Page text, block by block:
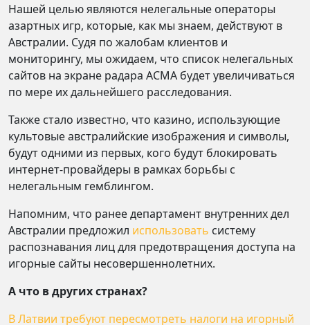
Нашей целью являются нелегальные операторы
азартных игр, которые, как мы знаем, действуют в
Австралии. Судя по жалобам клиентов и
мониторингу, мы ожидаем, что список нелегальных
сайтов на экране радара ACMA будет увеличиваться
по мере их дальнейшего расследования.
Также стало известно, что казино, использующие
культовые австралийские изображения и символы,
будут одними из первых, кого будут блокировать
интернет-провайдеры в рамках борьбы с
нелегальным гемблингом.
Напомним, что ранее департамент внутренних дел
Австралии предложил использовать систему
распознавания лиц для предотвращения доступа на
игорные сайты несовершеннолетних.
А что в других странах?
В Латвии требуют пересмотреть налоги на игорный